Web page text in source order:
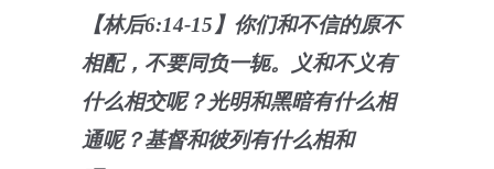
【林后6:14-15】你们和不信的原不
相配，不要同负一轭。义和不义有
什么相交呢？光明和黑暗有什么相
通呢？基督和彼列有什么相和